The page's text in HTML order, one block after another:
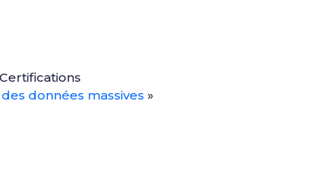
données massives »